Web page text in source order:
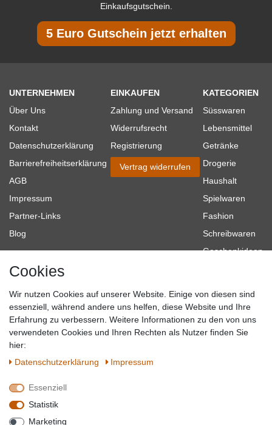
Einkaufsgutschein.
5 Euro Gutschein jetzt erhalten
UNTERNEHMEN
Über Uns
Kontakt
Datenschutzerklärung
Barrierefreiheitserklärung
AGB
Impressum
Partner-Links
Blog
EINKAUFEN
Zahlung und Versand
Widerrufsrecht
Registrierung
Vertrag widerrufen
KATEGORIEN
Süsswaren
Lebensmittel
Getränke
Drogerie
Haushalt
Spielwaren
Fashion
Schreibwaren
Geschenkideen
Topmarken
SICHER EINKAUFEN
QUALITÄT
WIR AKZEPTIEREN
Cookies
Wir nutzen Cookies auf unserer Website. Einige von diesen sind
essenziell, während andere uns helfen, diese Website und Ihre
Erfahrung zu verbessern. Weitere Informationen zu den von uns
verwendeten Cookies und Ihren Rechten als Nutzer finden Sie
hier:
Daten­schutz­erklärung
Impressum
Essenziell
Statistik
Marketing